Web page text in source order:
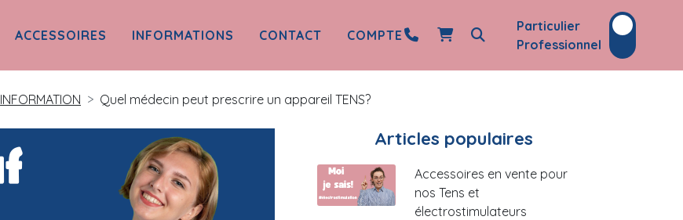
ACCESSOIRES INFORMATIONS CONTACT COMPTE
Particulier
Professionnel
INFORMATION Quel médecin peut prescrire un appareil TENS?
Articles populaires
Accessoires en vente pour
nos Tens et
électrostimulateurs